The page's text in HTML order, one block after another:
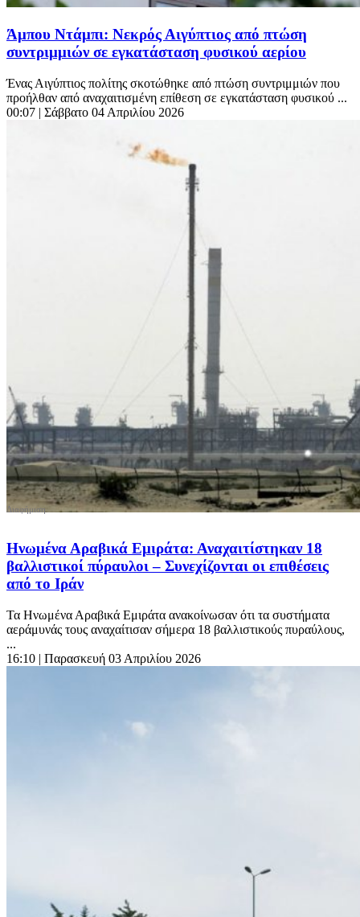
Άμπου Ντάμπι: Νεκρός Αιγύπτιος από πτώση
συντριμμιών σε εγκατάσταση φυσικού αερίου
Ένας Αιγύπτιος πολίτης σκοτώθηκε από πτώση συντριμμιών που
προήλθαν από αναχαιτισμένη επίθεση σε εγκατάσταση φυσικού ...
00:07 | Σάββατο 04 Απριλίου 2026
Ηνωμένα Αραβικά Εμιράτα: Αναχαιτίστηκαν 18
βαλλιστικοί πύραυλοι – Συνεχίζονται οι επιθέσεις
από το Ιράν
Τα Ηνωμένα Αραβικά Εμιράτα ανακοίνωσαν ότι τα συστήματα
αεράμυνάς τους αναχαίτισαν σήμερα 18 βαλλιστικούς πυραύλους,
...
16:10 | Παρασκευή 03 Απριλίου 2026